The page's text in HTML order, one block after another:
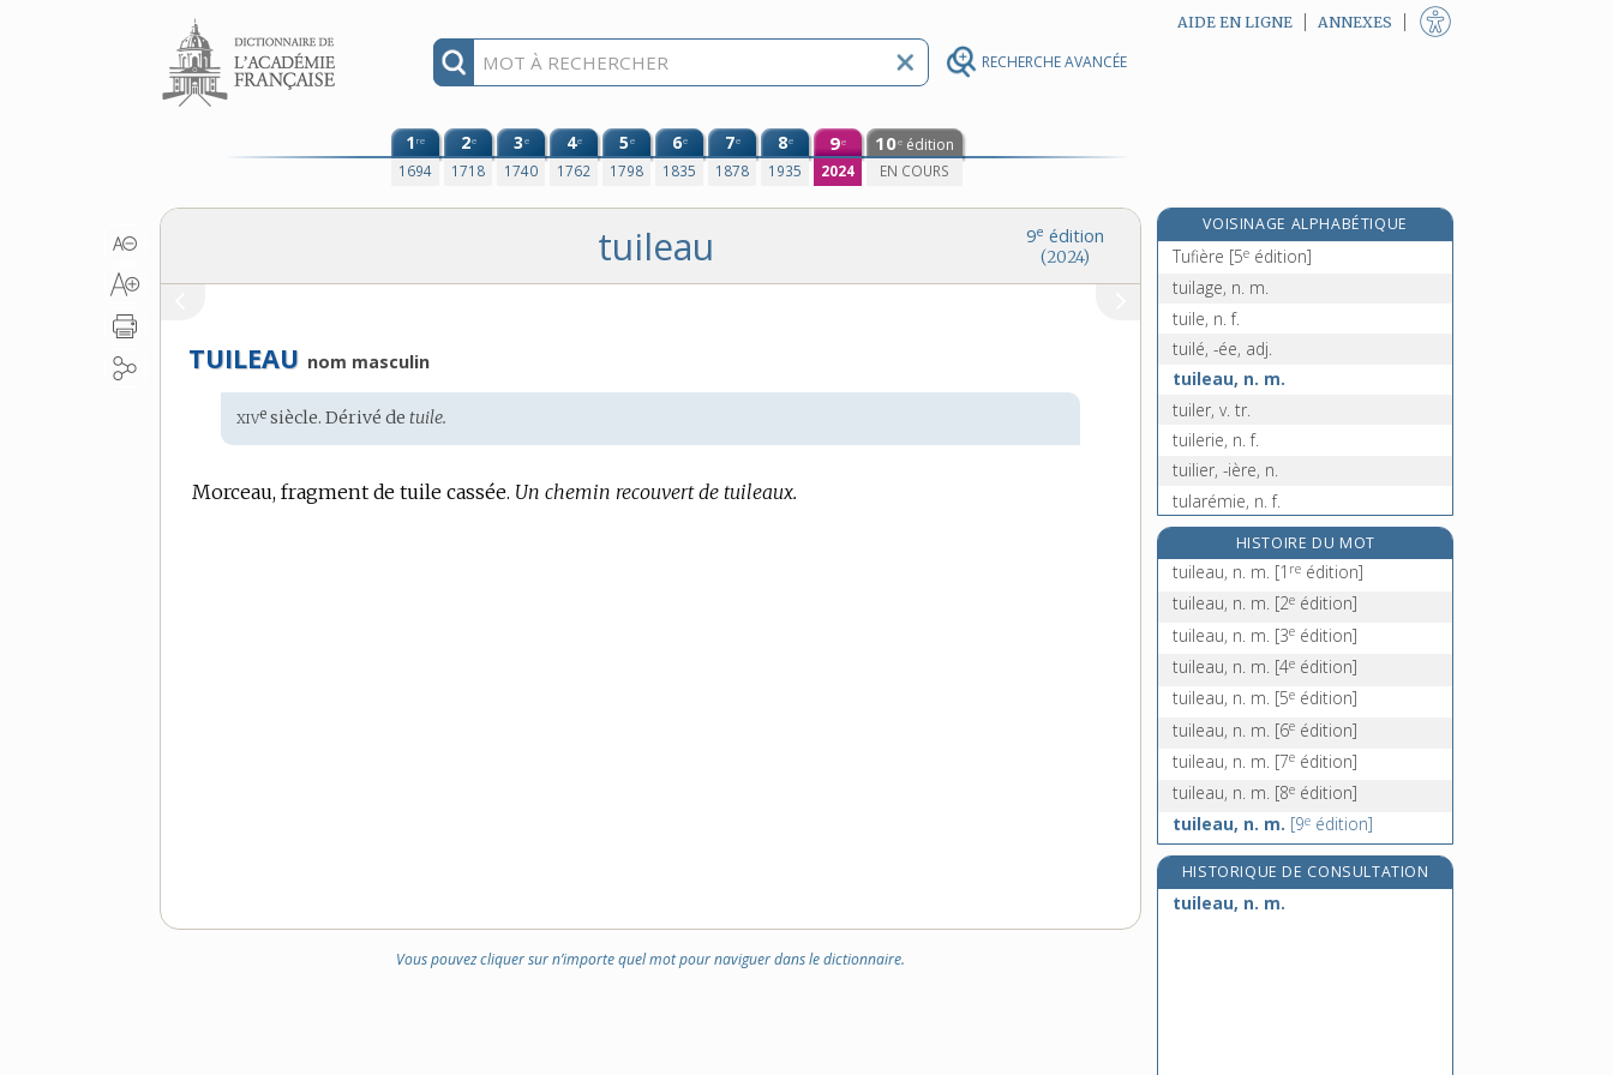
RECHERCHE AVANCÉE
Aller au contenu AIDE EN LIGNE ANNEXES
1re
1694
2e
1718
3e
1740
4e
1762
5e
1798
6e
1835
7e
1878
8e
1935
9e
2024
10e édition
EN COURS
9e édition
(2024)
tuileau
TUILEAU nom masculin
Étymologie
:
xive siècle. Dérivé detuile.
Morceau, fragment de tuile cassée. Un chemin recouvert de tuileaux.
Vous pouvez cliquer sur n’importe quel mot pour naviguer dans le dictionnaire.
VOISINAGE ALPHABÉTIQUE
tufier, -ière, adj.
Tufière [5e édition]
tuilage, n. m.
tuile, n. f.
tuilé, -ée, adj.
tuileau, n. m.
tuiler, v. tr.
tuilerie, n. f.
tuilier, -ière, n.
tularémie, n. f.
tulipe, n. f.
tulipier [I], n. m.
tulipier, -ière [II], n.
HISTOIRE DU MOT
tuileau, n. m. [1 re édition]
tuileau, n. m. [2e édition]
tuileau, n. m. [3e édition]
tuileau, n. m. [4e édition]
tuileau, n. m. [5e édition]
tuileau, n. m. [6e édition]
tuileau, n. m. [7e édition]
tuileau, n. m. [8e édition]
tuileau, n. m. [9e édition]
HISTORIQUE DE CONSULTATION
tuileau, n. m.